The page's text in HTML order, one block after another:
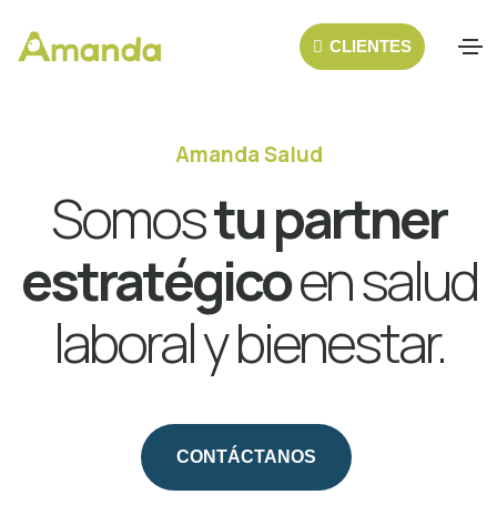
CLIENTES
Amanda Salud
Somostu partner
estratégicoensalud
laboral y bienestar.
CONTÁCTANOS